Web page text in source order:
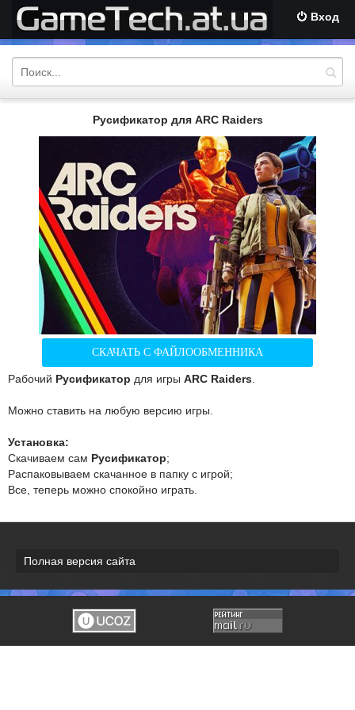
Вход
Русификатор для ARC Raiders
СКАЧАТЬ С ФАЙЛООБМЕННИКА
Рабочий Русификатор для игры ARC Raiders
Можно ставить на любую версию игры.
Установка:
Скачиваем сам Русификатор;
Распаковываем скачанное в папку с игрой;
Все, теперь можно спокойно играть.
Полная версия сайта